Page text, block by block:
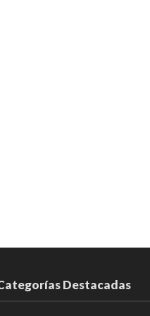
Destacadas